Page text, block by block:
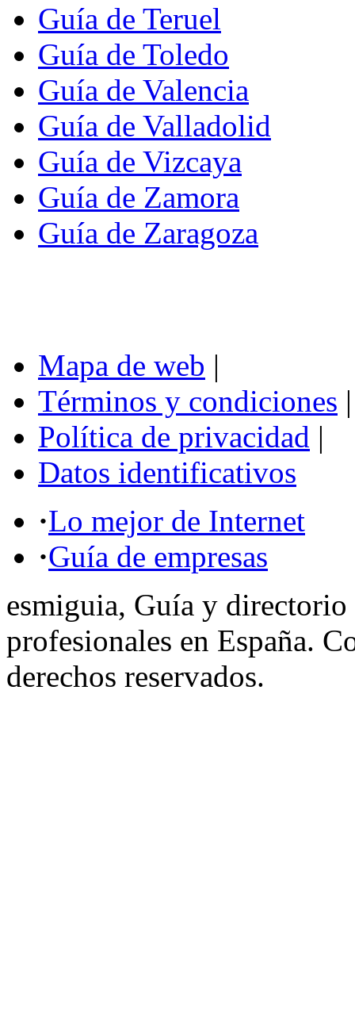
Guía de Teruel
Guía de Toledo
Guía de Valencia
Guía de Valladolid
Guía de Vizcaya
Guía de Zamora
Guía de Zaragoza
Mapa de web |
Términos y condiciones |
Política de privacidad |
Datos identificativos
·Lo mejor de Internet
·Guía de empresas
esmiguia, Guía y directorio
profesionales en España.
derechos reservados.